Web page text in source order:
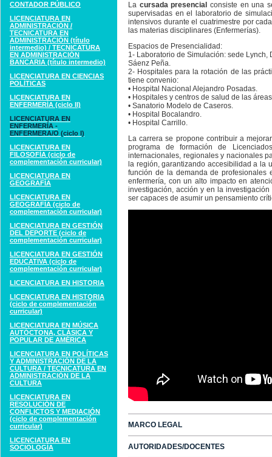
CONTADOR PÚBLICO
LICENCIATURA EN
ADMINISTRACIÓN /
TECNICATURA EN
ADMINISTRACIÓN (título
intermedio) / TECNICATURA
EN ADMINISTRACIÓN
BANCARIA (título intermedio)
LICENCIATURA EN CIENCIAS
POLÍTICAS
LICENCIATURA EN
ENFERMERÍA (ciclo II)
LICENCIATURA EN
ENFERMERÍA -
ENFERMERA/O (ciclo I)
LICENCIATURA EN
FILOSOFÍA (ciclo de
complementación curricular)
LICENCIATURA EN
GEOGRAFÍA
LICENCIATURA EN
GEOGRAFÍA (ciclo de
complementación curricular)
LICENCIATURA EN GESTIÓN
DEL DEPORTE (ciclo de
complementación curricular)
LICENCIATURA EN GESTIÓN
EDUCATIVA (ciclo de
complementación curricular)
LICENCIATURA EN HISTORIA
LICENCIATURA EN HISTORIA
(ciclo de complementación
curricular)
LICENCIATURA EN MÚSICA
AUTÓCTONA, CLÁSICA Y
POPULAR DE AMÉRICA
LICENCIATURA EN POLÍTICAS
Y ADMINISTRACIÓN DE LA
CULTURA / TECNICATURA EN
ADMINISTRACIÓN DE LA
CULTURA
LICENCIATURA EN
RESOLUCIÓN DE
CONFLICTOS Y MEDIACIÓN
(ciclo de complementación
curricular)
LICENCIATURA EN
SOCIOLOGÍA
La cursada presencial consiste en una
supervisadas en el laboratorio de
intensivos durante el cuatrimestre por
las materias disciplinares (Enfermerías).
Espacios de Presencialidad:
1- Laboratorio de Simulación: sede Lynch,
Sáenz Peña.
2- Hospitales para la rotación de las
tiene convenio:
• Hospital Nacional Alejandro Posadas.
• Hospitales y centros de salud de las
• Sanatorio Modelo de Caseros.
• Hospital Bocalandro.
• Hospital Carrillo.
La carrera se propone contribuir a
programa de formación de
internacionales, regionales y nacionales
la región, garantizando accesibilidad a la
función de la demanda de profesionales
enfermería, con un alto impacto en
investigación, acción y en la
ser capaces de asumir un pensamiento
MARCO LEGAL
AUTORIDADES/DOCENTES